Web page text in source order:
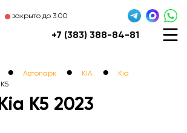
закрыто до 3:00
+7 (383) 388-84-81
● Автопарк ● KIA ●
Kia
K5 2023